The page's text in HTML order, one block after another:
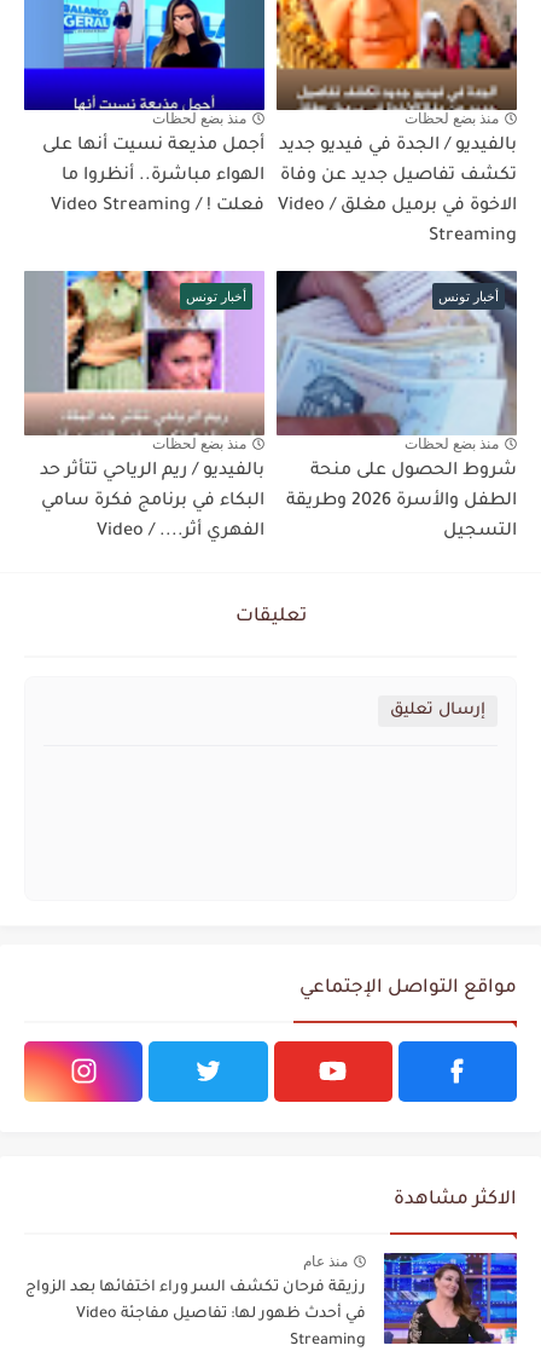
منذ بضع لحظات
بالفيديو / الجدة في فيديو جديد
تكشف تفاصيل جديد عن وفاة
الاخوة في برميل مغلق / Video
Streaming
منذ بضع لحظات
أجمل مذيعة نسيت أنها على
الهواء مباشرة.. أنظروا ما
فعلت ! / Video Streaming
أخبار تونس
منذ بضع لحظات
شروط الحصول على منحة
الطفل والأسرة 2026 وطريقة
التسجيل
أخبار تونس
منذ بضع لحظات
بالفيديو / ريم الرياحي تتأثر حد
البكاء في برنامج فكرة سامي
الفهري أثر.... / Video
تعليقات
إرسال تعليق
مواقع التواصل الإجتماعي
الاكثر مشاهدة
منذ عام
رزيقة فرحان تكشف السر وراء اختفائها بعد الزواج
في أحدث ظهور لها: تفاصيل مفاجئة Video
Streaming